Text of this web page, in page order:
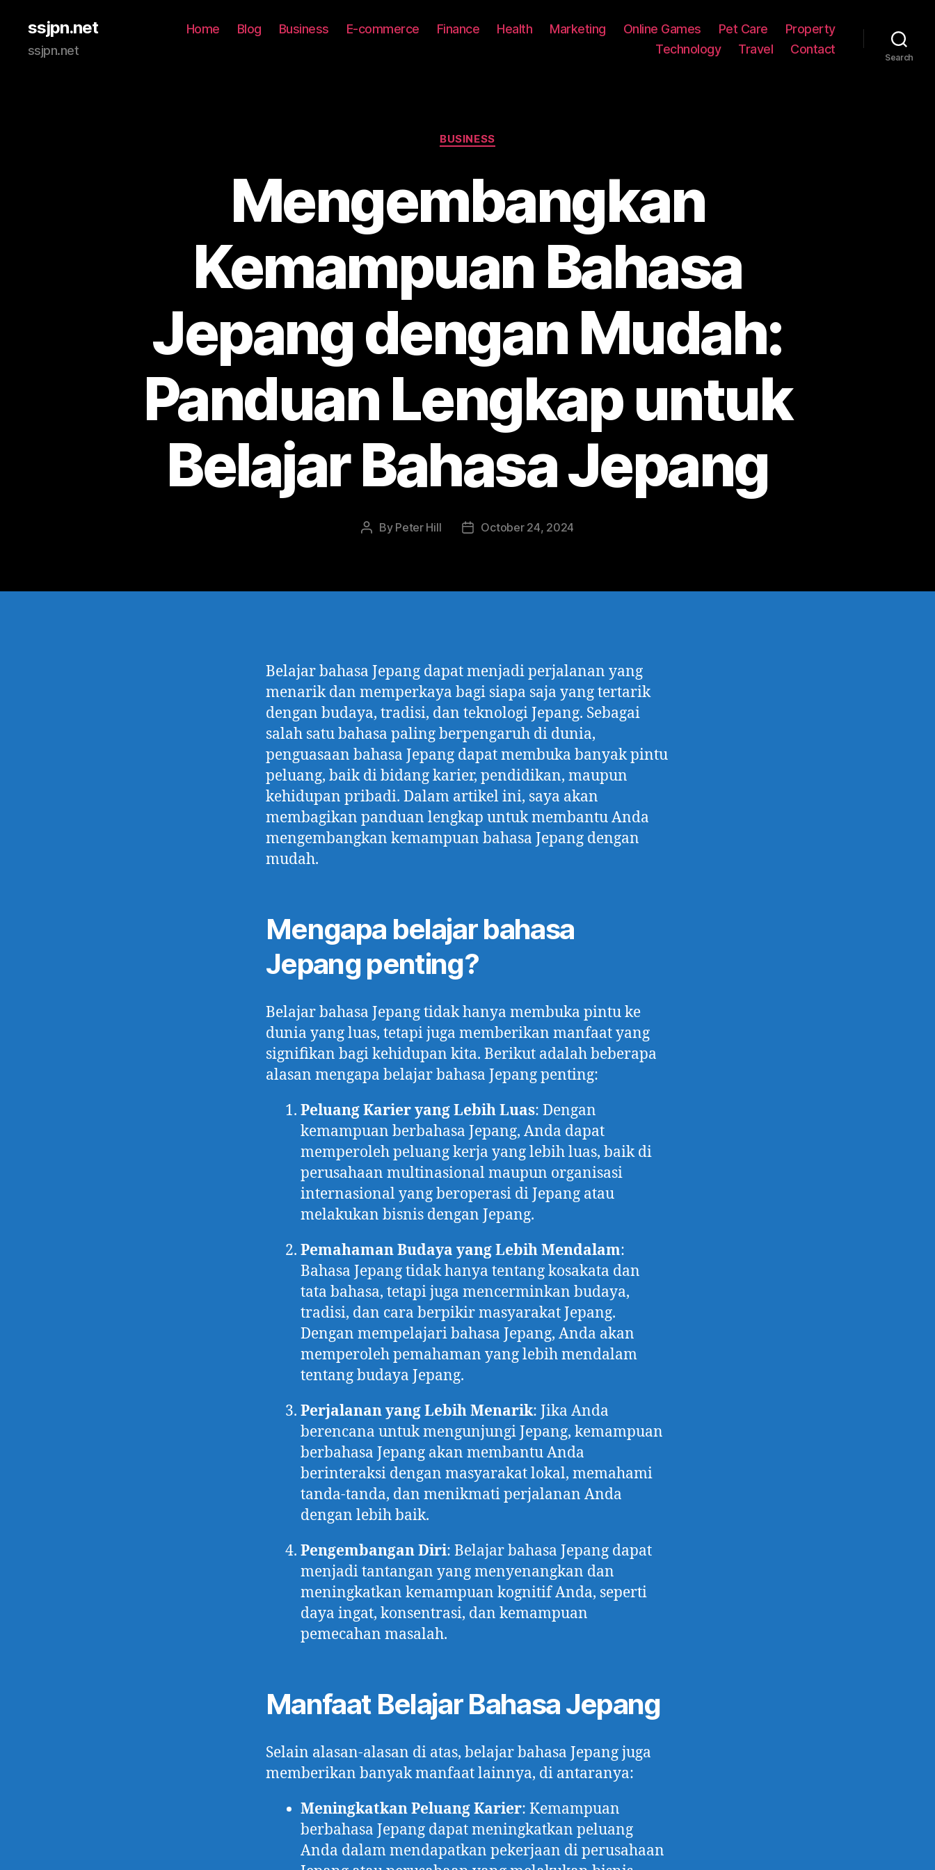
ssjpn.net
ssjpn.net
Home Blog Business E-commerce Finance Health Marketing Online Games Pet Care
Property
Technology
Travel Contact
Search
Categories
BUSINESS
Mengembangkan
Kemampuan Bahasa
Jepang dengan Mudah:
Panduan Lengkap untuk
Belajar Bahasa Jepang
Post
By Peter Hill
PostOctober 24, 2024
Belajar bahasa Jepang dapat menjadi perjalanan yang
menarik dan memperkaya bagi siapa saja yang tertarik
dengan budaya, tradisi, dan teknologi Jepang. Sebagai
salah satu bahasa paling berpengaruh di dunia,
penguasaan bahasa Jepang dapat membuka banyak pintu
peluang, baik di bidang karier, pendidikan, maupun
kehidupan pribadi. Dalam artikel ini, saya akan
membagikan panduan lengkap untuk membantu Anda
mengembangkan kemampuan bahasa Jepang dengan
mudah.
Mengapa belajar bahasa
Jepang penting?
Belajar bahasa Jepang tidak hanya membuka pintu ke
dunia yang luas, tetapi juga memberikan manfaat yang
signifikan bagi kehidupan kita. Berikut adalah beberapa
alasan mengapa belajar bahasa Jepang penting:
Peluang Karier yang Lebih Luas: Dengan
kemampuan berbahasa Jepang, Anda dapat
memperoleh peluang kerja yang lebih luas, baik di
perusahaan multinasional maupun organisasi
internasional yang beroperasi di Jepang atau
melakukan bisnis dengan Jepang.
Pemahaman Budaya yang Lebih Mendalam:
Bahasa Jepang tidak hanya tentang kosakata dan
tata bahasa, tetapi juga mencerminkan budaya,
tradisi, dan cara berpikir masyarakat Jepang.
Dengan mempelajari bahasa Jepang, Anda akan
memperoleh pemahaman yang lebih mendalam
tentang budaya Jepang.
Perjalanan yang Lebih Menarik: Jika Anda
berencana untuk mengunjungi Jepang, kemampuan
berbahasa Jepang akan membantu Anda
berinteraksi dengan masyarakat lokal, memahami
tanda-tanda, dan menikmati perjalanan Anda
dengan lebih baik.
Pengembangan Diri: Belajar bahasa Jepang dapat
menjadi tantangan yang menyenangkan dan
meningkatkan kemampuan kognitif Anda, seperti
daya ingat, konsentrasi, dan kemampuan
pemecahan masalah.
Manfaat Belajar Bahasa Jepang
Selain alasan-alasan di atas, belajar bahasa Jepang juga
memberikan banyak manfaat lainnya, di antaranya:
Meningkatkan Peluang Karier: Kemampuan
berbahasa Jepang dapat meningkatkan peluang
Anda dalam mendapatkan pekerjaan di perusahaan